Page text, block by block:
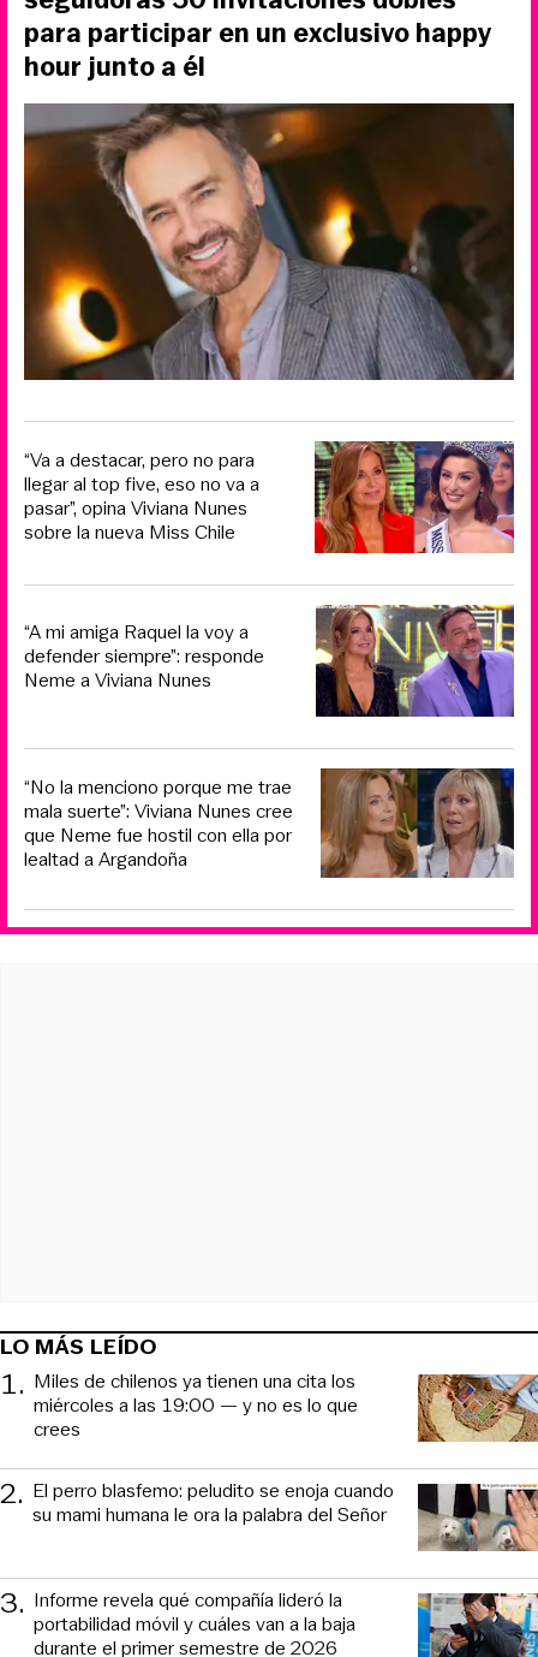
para participar en un exclusivo happy
hour junto a él
“Va a destacar, pero no para
llegar al top five, eso no va a
pasar”, opina Viviana Nunes
sobre la nueva Miss Chile
“A mi amiga Raquel la voy a
defender siempre”: responde
Neme a Viviana Nunes
“No la menciono porque me trae
mala suerte”: Viviana Nunes cree
que Neme fue hostil con ella por
lealtad a Argandoña
LO MÁS LEÍDO
1. Miles de chilenos ya tienen una cita los
miércoles a las 19:00 — y no es lo que
crees
2. El perro blasfemo: peludito se enoja cuando
su mami humana le ora la palabra del Señor
3. Informe revela qué compañía lideró la
portabilidad móvil y cuáles van a la baja
durante el primer semestre de 2026